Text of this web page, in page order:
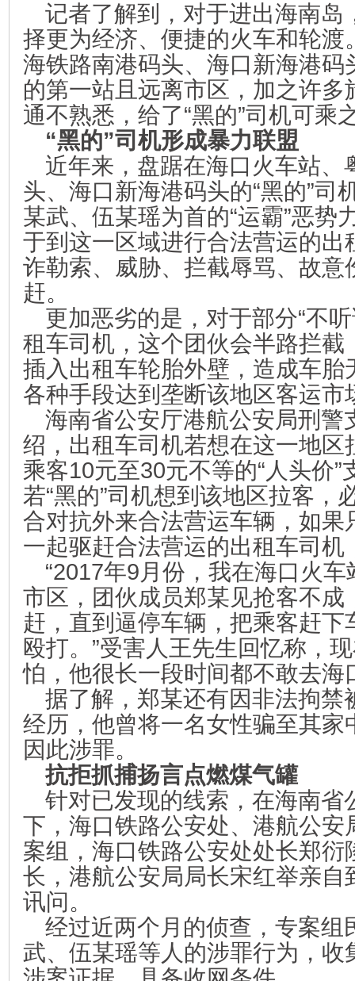
记者了解到，对于进出海南岛
择更为经济、便捷的火车和轮渡
海铁路南港码头、海口新海港码
的第一站且远离市区，加之许多
通不熟悉，给了“黑的”司机可乘
“黑的”司机形成暴力联盟
近年来，盘踞在海口火车站、
头、海口新海港码头的“黑的”司
某武、伍某瑶为首的“运霸”恶势
于到这一区域进行合法营运的出
诈勒索、威胁、拦截辱骂、故意
赶。
更加恶劣的是，对于部分“不
租车司机，这个团伙会半路拦截
插入出租车轮胎外壁，造成车胎
各种手段达到垄断该地区客运市
海南省公安厅港航公安局刑警
绍，出租车司机若想在这一地区
乘客10元至30元不等的“人头价”
若“黑的”司机想到该地区拉客，
合对抗外来合法营运车辆，如果
一起驱赶合法营运的出租车司机
“2017年9月份，我在海口火
市区，团伙成员郑某见抢客不成
赶，直到逼停车辆，把乘客赶下
殴打。”受害人王先生回忆称，
怕，他很长一段时间都不敢去海
据了解，郑某还有因非法拘禁
经历，他曾将一名女性骗至其家
因此涉罪。
抗拒抓捕扬言点燃煤气罐
针对已发现的线索，在海南省
下，海口铁路公安处、港航公安
案组，海口铁路公安处处长郑衍
长，港航公安局局长宋红举亲自
讯问。
经过近两个月的侦查，专案组
武、伍某瑶等人的涉罪行为，收